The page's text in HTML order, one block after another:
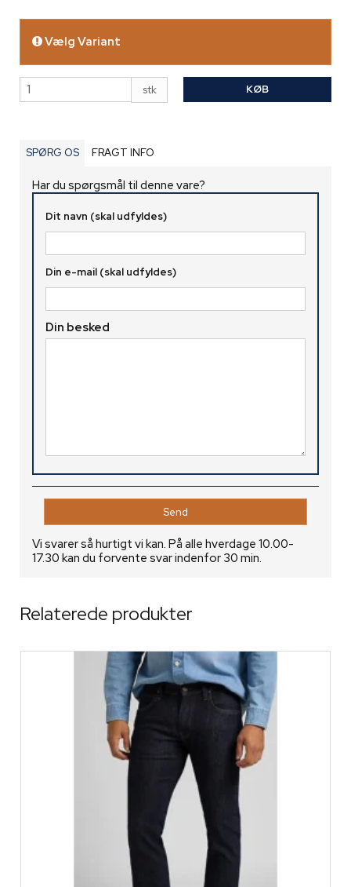
Vælg Variant
stk KØB
SPØRG OS FRAGT INFO
Har du spørgsmål til denne vare?
Dit navn (skal udfyldes)
Din e-mail (skal udfyldes)
Din besked
Vi svarer så hurtigt vi kan. På alle hverdage 10.00-
17.30 kan du forvente svar indenfor 30 min.
Relaterede produkter